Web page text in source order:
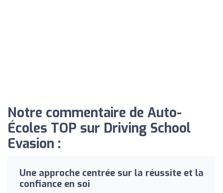
Notre commentaire de Auto-
Écoles TOP sur Driving School
Evasion :
Une approche centrée sur la réussite et la
confiance en soi